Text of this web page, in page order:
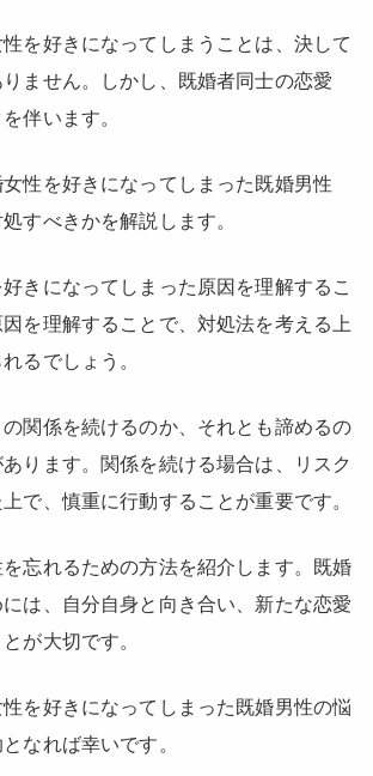
を好きになってしまうことは、決して
ません。しかし、既婚者同士の恋愛
伴います。
性を好きになってしまった既婚男性
すべきかを解説します。
きになってしまった原因を理解するこ
を理解することで、対処法を考える上
るでしょう。
関係を続けるのか、それとも諦めるの
ります。関係を続ける場合は、リスク
で、慎重に行動することが重要です。
忘れるための方法を紹介します。既婚
は、自分自身と向き合い、新たな恋愛
が大切です。
を好きになってしまった既婚男性の悩
なれば幸いです。